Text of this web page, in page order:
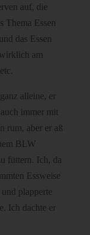
auf, die
Thema Essen
das Essen
am
alleine, er
immer mit
rum, aber er aß
BLW
füttern. Ich, da
Essweise
plapperte
Ich dachte er